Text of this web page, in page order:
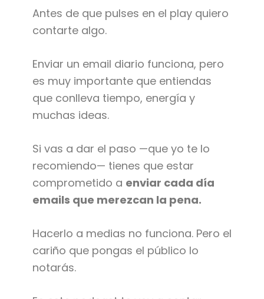
Antes de que pulses en el play quiero
contarte algo.
Enviar un email diario funciona, pero
es muy importante que entiendas
que conlleva tiempo, energía y
muchas ideas.
Si vas a dar el paso —que yo te lo
recomiendo— tienes que estar
comprometido a enviar cada día
emails que merezcan la pena.
Hacerlo a medias no funciona. Pero el
cariño que pongas el público lo
notarás.